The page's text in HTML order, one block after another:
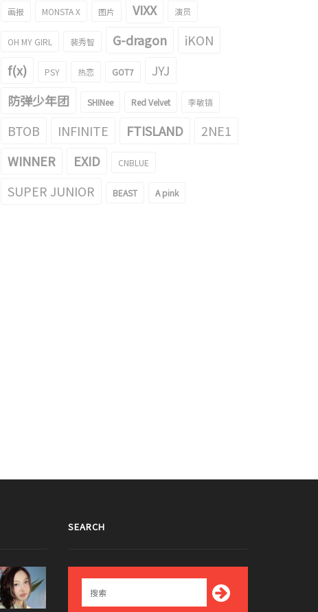
画报 MONSTA X 图片 VIXX 演员
OH MY GIRL 裴秀智 G-dragon
iKON
f(x)
PSY 热恋 GOT7
JYJ
防弹少年团
SHINee Red Velvet 李敏镐
BTOB INFINITE FTISLAND
2NE1
WINNER
EXID CNBLUE
SUPER JUNIOR BEAST A pink
SEARCH